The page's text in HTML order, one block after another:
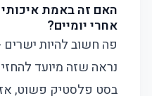
האם זה באמת
אחרי יומיים?
פה חשוב להיות ישרים
נראה שזה מיועד
בסט פלסטיק פשוט, אז